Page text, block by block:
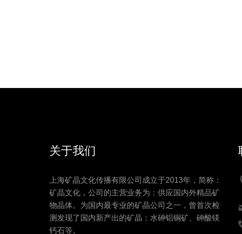
关于我们
上海矿晶文化传播有限公司成立于2013年，简称：
矿晶文化，公司的主营业务为：供应国内外精品矿
物晶体。为国内最专业的矿晶公司之一，曾首次检
测发现了国内新产出的矿晶：水砷铝铜矿、砷酸镁
钙石等。